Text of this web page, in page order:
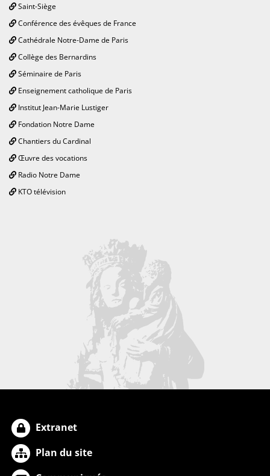
Saint-Siège
Conférence des évêques de France
Cathédrale Notre-Dame de Paris
Collège des Bernardins
Séminaire de Paris
Enseignement catholique de Paris
Institut Jean-Marie Lustiger
Fondation Notre Dame
Chantiers du Cardinal
Œuvre des vocations
Radio Notre Dame
KTO télévision
Extranet
Plan du site